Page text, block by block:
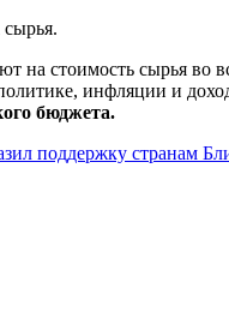
стоимость сырья во
инфляции и
бюджета.
поддержку странам